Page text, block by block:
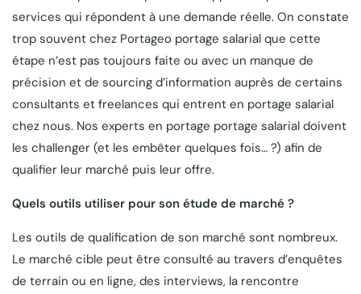
services qui répondent à une demande réelle. On constate
trop souvent chez Portageo portage salarial que cette
étape n’est pas toujours faite ou avec un manque de
précision et de sourcing d’information auprès de certains
consultants et freelances qui entrent en portage salarial
chez nous. Nos experts en portage portage salarial doivent
les challenger (et les embêter quelques fois… ?) afin de
qualifier leur marché puis leur offre.
Quels outils utiliser pour son étude de marché ?
Les outils de qualification de son marché sont nombreux.
Le marché cible peut être consulté au travers d’enquêtes
de terrain ou en ligne, des interviews, la rencontre